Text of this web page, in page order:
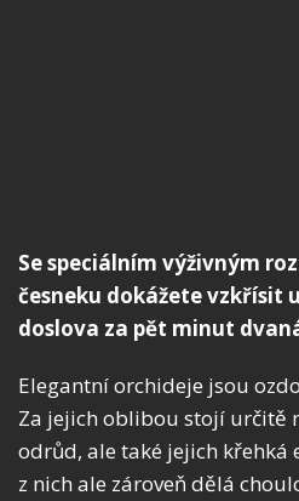
Se speciálním výživným
česneku dokážete vzkřísit
doslova za pět minut
Elegantní orchideje jsou
Za jejich oblibou stojí určitě
odrůd, ale také jejich křehká
z nich ale zároveň dělá